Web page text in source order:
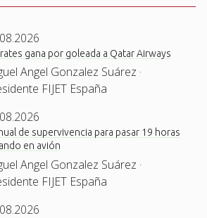
gana por goleada a Qatar Airways
Angel Gonzalez Suárez ·
FIJET España
de supervivencia para pasar 19 horas
en avión
Angel Gonzalez Suárez ·
FIJET España